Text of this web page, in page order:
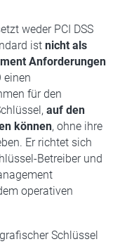
weder PCI DSS
ist nicht als
Anforderungen
einen
für den
auf den
können, ohne ihre
Er richtet sich
Betreiber und
operativen
Schlüssel